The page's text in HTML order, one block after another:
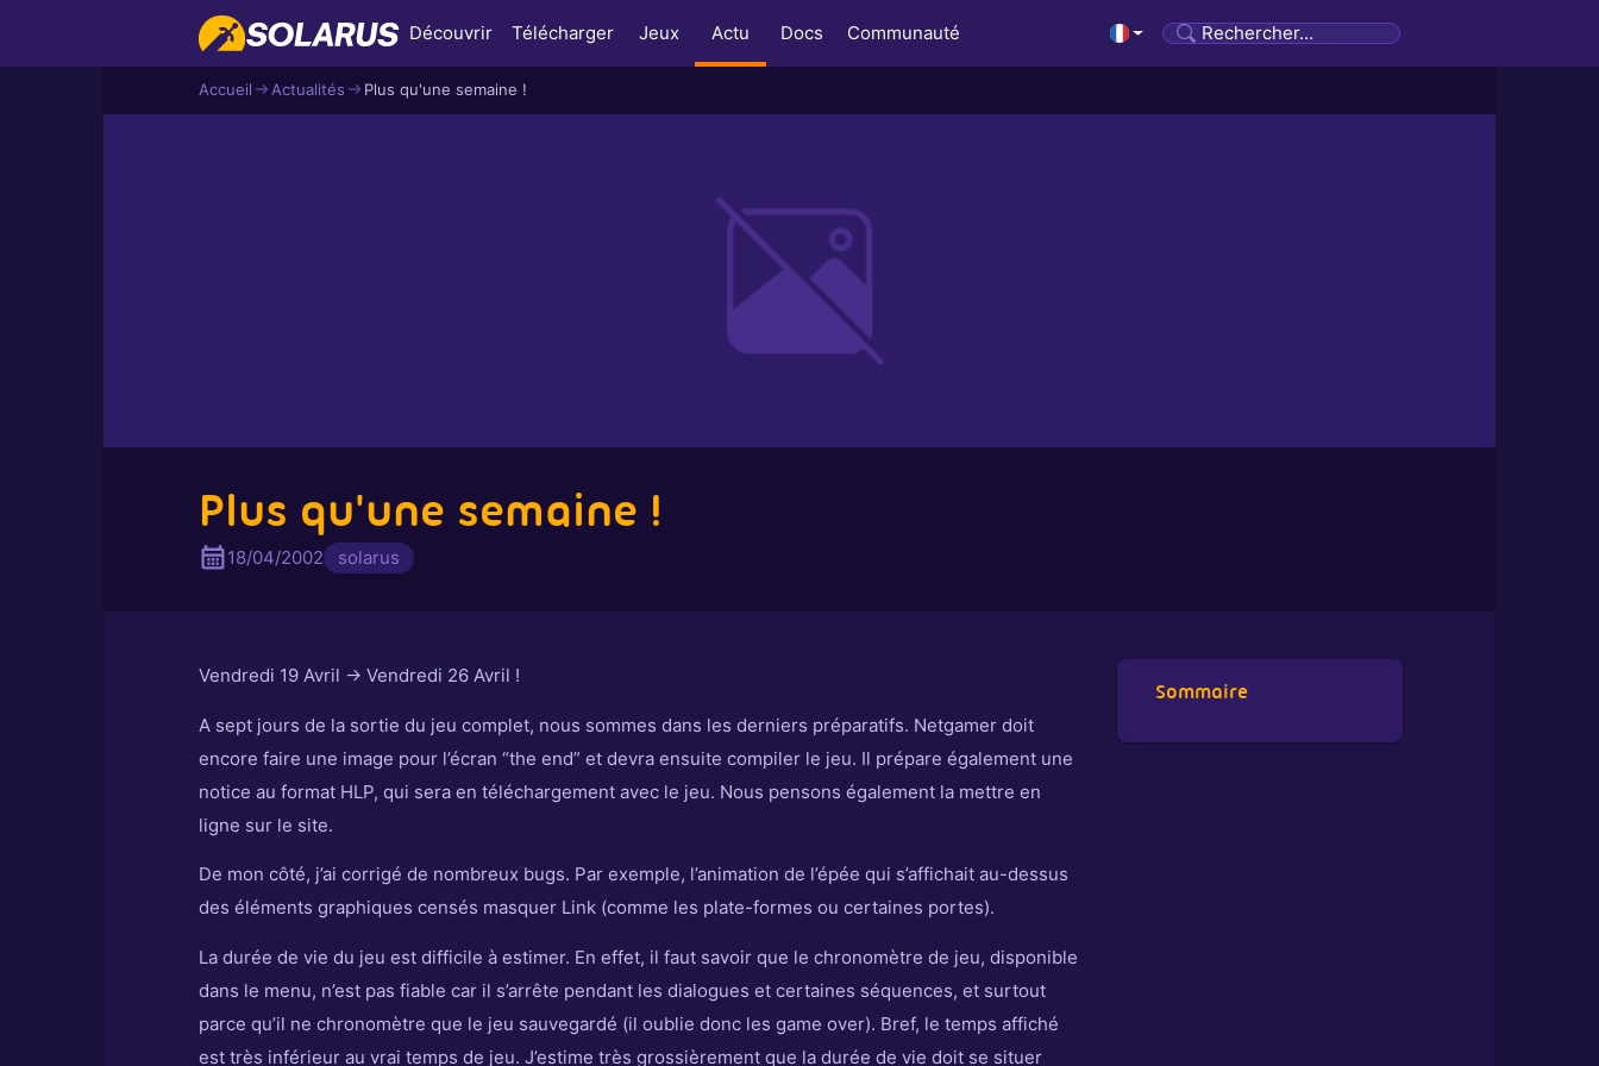
Découvrir Télécharger Jeux Actu Docs Communauté
Accueil Actualités Plus qu'une semaine !
Plus qu'une semaine !
18/04/2002 solarus
Vendredi 19 Avril -> Vendredi 26 Avril !
A sept jours de la sortie du jeu complet, nous sommes dans les derniers préparatifs. Netgamer doit
encore faire une image pour l’écran “the end” et devra ensuite compiler le jeu. Il prépare également une
notice au format HLP, qui sera en téléchargement avec le jeu. Nous pensons également la mettre en
ligne sur le site.
De mon côté, j’ai corrigé de nombreux bugs. Par exemple, l’animation de l’épée qui s’affichait au-dessus
des éléments graphiques censés masquer Link (comme les plate-formes ou certaines portes).
La durée de vie du jeu est difficile à estimer. En effet, il faut savoir que le chronomètre de jeu, disponible
dans le menu, n’est pas fiable car il s’arrête pendant les dialogues et certaines séquences, et surtout
parce qu’il ne chronomètre que le jeu sauvegardé (il oublie donc les game over). Bref, le temps affiché
est très inférieur au vrai temps de jeu. J’estime très grossièrement que la durée de vie doit se situer
Sommaire